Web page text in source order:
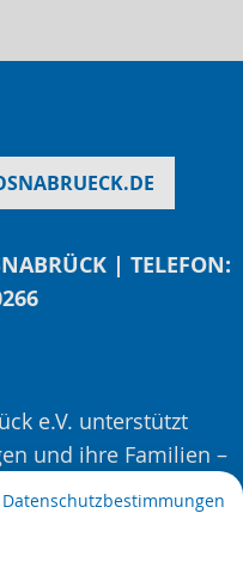
| TELEFON:
e.V. unterstützt
und ihre Familien –
und Projekten.
Für eine inklusivere
Datenschutzbestimmungen